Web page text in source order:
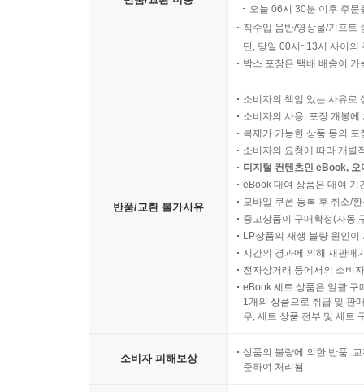
오늘 06시 30분 이후 주
직수입 음반/영상물/기프트
단, 당일 00시~13시 사이의
박스 포장은 택배 배송이
반품/교환 불가사유
소비자의 책임 있는 사유로
소비자의 사용, 포장 개봉
복제가 가능한 상품 등의
소비자의 요청에 따라 개별
디지털 컨텐츠인 eBook,
eBook 대여 상품은 대여 기
모바일 쿠폰 등록 후 취소/
중고상품이 구매확정(자동
LP상품의 재생 불량 원인
시간의 경과에 의해 재판매
전자상거래 등에서의 소비
eBook 세트 상품은 일괄 구
1개의 상품으로 취급 및 판
우, 세트 상품 전부 및 세트
소비자 피해보상
상품의 불량에 의한 반품,
준하여 처리됨